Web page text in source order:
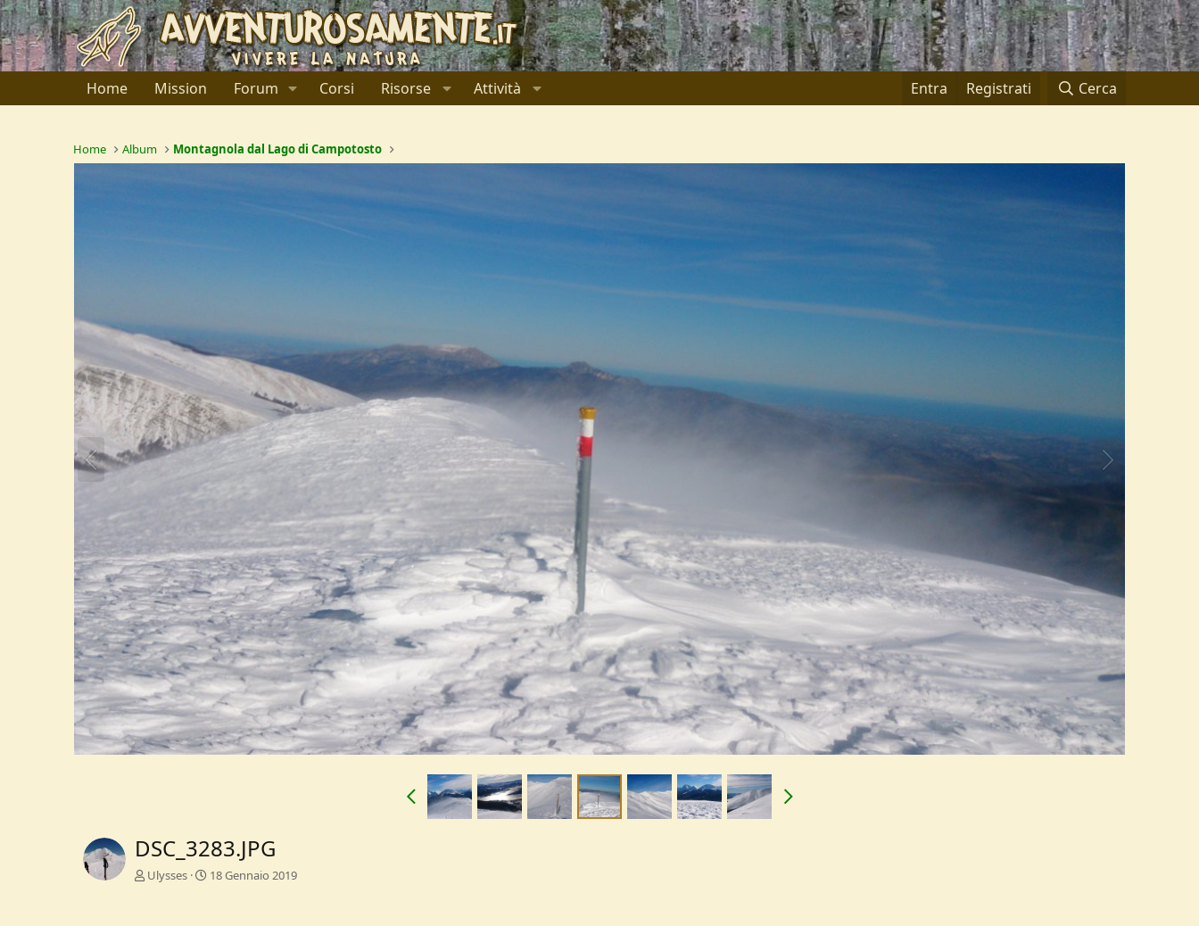
Home Mission Forum Corsi Risorse Attività Entra Registrati Cerca
Home Album Montagnola dal Lago di Campotosto
DSC_3283.JPG
Ulysses 18 Gennaio 2019